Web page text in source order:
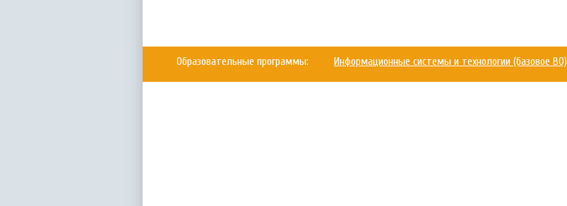
Образовательные программы: Информационные системы и технологии (базовое ВО)